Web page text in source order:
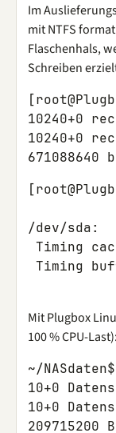
Im
mit NTFS
Flaschenhals,
Schreiben
10240+0
10240+0
/dev/sda:
Timing
Mit Plugbox
100 % CPU-Last):
~/
10+0
10+0